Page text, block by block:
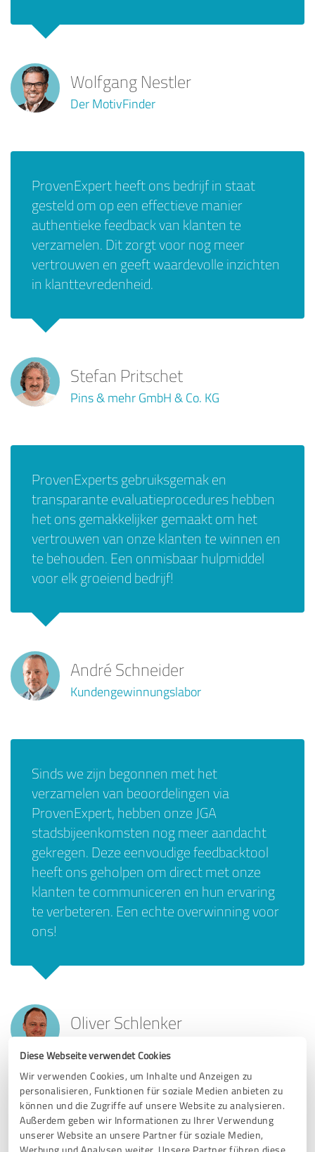
Diese Webseite verwendet Cookies
Wir verwenden Cookies, um Inhalte und Anzeigen zu
personalisieren, Funktionen für soziale Medien anbieten zu
können und die Zugriffe auf unsere Website zu analysieren.
Außerdem geben wir Informationen zu Ihrer Verwendung
unserer Website an unsere Partner für soziale Medien,
Wolfgang Nestler
Der MotivFinder
ProvenExpert heeft ons bedrijf in staat
gesteld om op een effectieve manier
authentieke feedback van klanten te
verzamelen. Dit zorgt voor nog meer
vertrouwen en geeft waardevolle inzichten
in klanttevredenheid.
Stefan Pritschet
Pins & mehr GmbH & Co. KG
ProvenExperts gebruiksgemak en
transparante evaluatieprocedures hebben
het ons gemakkelijker gemaakt om het
vertrouwen van onze klanten te winnen en
te behouden. Een onmisbaar hulpmiddel
voor elk groeiend bedrijf!
André Schneider
Kundengewinnungslabor
Sinds we zijn begonnen met het
verzamelen van beoordelingen via
ProvenExpert, hebben onze JGA
stadsbijeenkomsten nog meer aandacht
gekregen. Deze eenvoudige feedbacktool
heeft ons geholpen om direct met onze
klanten te communiceren en hun ervaring
te verbeteren. Een echte overwinning voor
ons!
Oliver Schlenker
Als ambachtelijk bedrijf waarderen we de
waarde van echte meningen van klanten